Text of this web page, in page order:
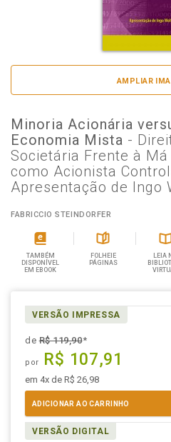
AMPLIAR
Minoria Acionária
Economia Mista -
Societária Frente à
como Acionista
Apresentação de Ingo
FABRICCIO STEINDORFER
TAMBÉM
DISPONÍVEL
EM EBOOK
FOLHEIE
PÁGINAS
LEIA
VERSÃO IMPRESSA
deR$ 119,90*
por R$ 107,91
em 4x de R$ 26,98
ADICIONAR AO CARRINHO
VERSÃO DIGITAL